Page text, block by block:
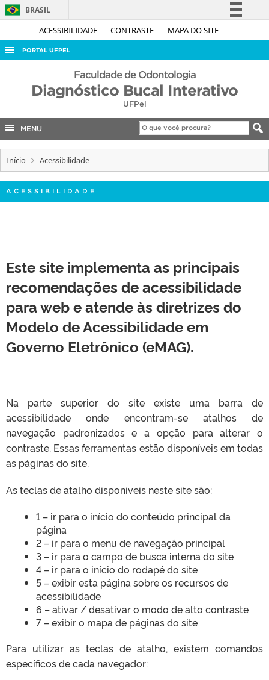
ACESSIBILIDADE CONTRASTE MAPA DO SITE
BRASIL
Simplifique!
Acesso à informação
Canais
PORTAL UFPEL
ACESSO À INFORMAÇÃO
AUDITORIA
CONCURSOS
INTERNACIONAL
OUVIDORIA
Faculdade de Odontologia
Diagnóstico Bucal Interativo
UFPel
MENU
Início Acessibilidade
ACESSIBILIDADE
Este site implementa as principais
recomendações de acessibilidade
para web e atende às diretrizes do
Modelo de Acessibilidade em
Governo Eletrônico (eMAG).
Na parte superior do site existe uma barra de
acessibilidade onde encontram-se atalhos de
navegação padronizados e a opção para alterar o
contraste. Essas ferramentas estão disponíveis em todas
as páginas do site.
As teclas de atalho disponíveis neste site são:
1 – ir para o início do conteúdo principal da
página
2 – ir para o menu de navegação principal
3 – ir para o campo de busca interna do site
4 – ir para o início do rodapé do site
5 – exibir esta página sobre os recursos de
acessibilidade
6 – ativar / desativar o modo de alto contraste
7 – exibir o mapa de páginas do site
Para utilizar as teclas de atalho, existem comandos
específicos de cada navegador: